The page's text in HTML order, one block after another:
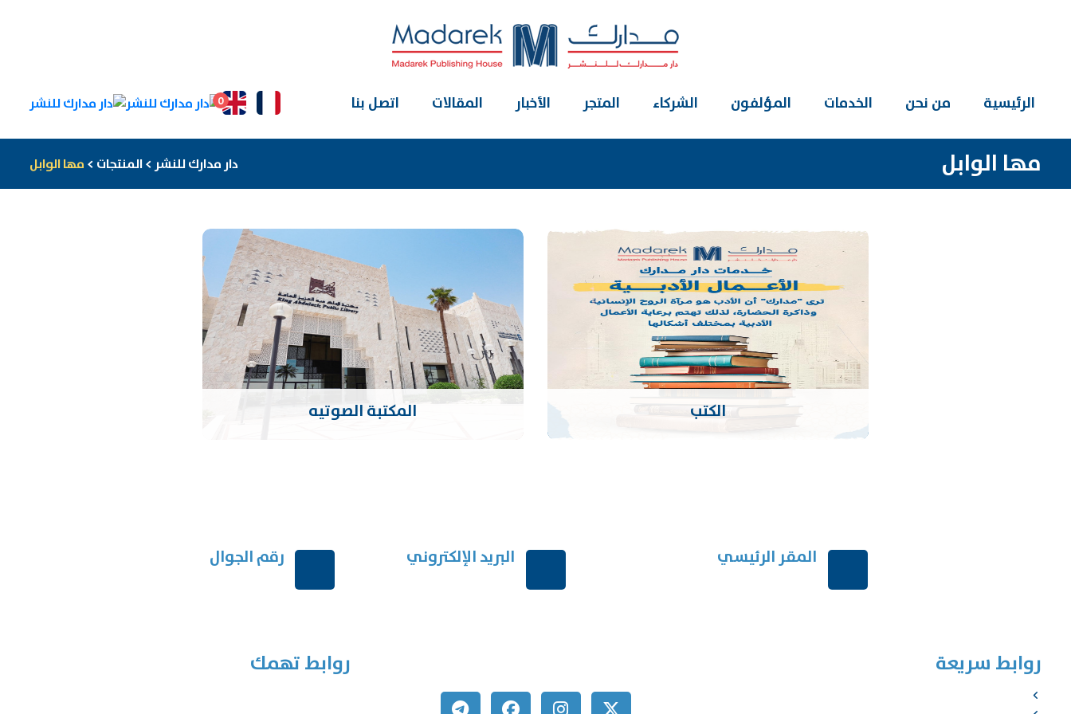
الرئيسية من نحن الخدمات المؤلفون الشركاء المتجر الأخبار المقالات اتصل بنا 0
مها الوابل دار مدارك للنشر >المنتجات > مها الوابل
الكتب المكتبة الصوتيه
المقر الرئيسي البريد الإلكتروني رقم الجوال
روابط سريعة روابط تهمك